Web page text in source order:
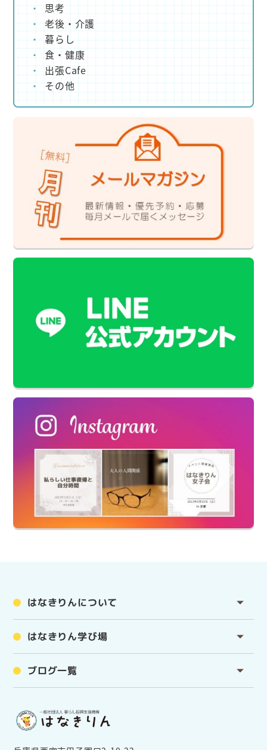
思考
老後・介護
暮らし
食・健康
出張Cafe
その他
はなきりんについて
はなきりん学び場
ブログ一覧